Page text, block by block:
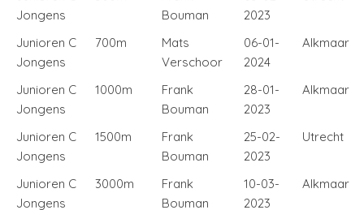
Jongens
Bouman
2023
Junioren C
Jongens
700m
Mats
Verschoor
06-01-
2024
Alkmaar
Junioren C
Jongens
1000m
Frank
Bouman
28-01-
2023
Alkmaar
Junioren C
Jongens
1500m
Frank
Bouman
25-02-
2023
Utrecht
Junioren C
Jongens
3000m
Frank
Bouman
10-03-
2023
Alkmaar